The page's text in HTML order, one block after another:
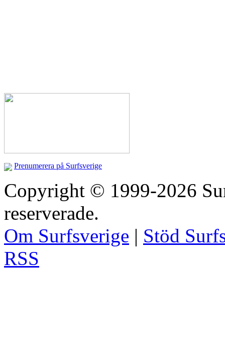
Prenumerera på Surfsverige
Copyright © 1999-2026
reserverade.
Om Surfsverige | Stöd
RSS